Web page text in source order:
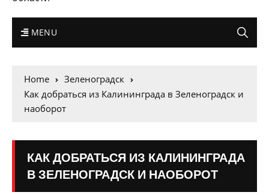
MENU
Home
Зеленоградск
Как добраться из Калининграда в Зеленоградск и
наоборот
КАК ДОБРАТЬСЯ ИЗ КАЛИНИНГРАДА
В ЗЕЛЕНОГРАДСК И НАОБОРОТ